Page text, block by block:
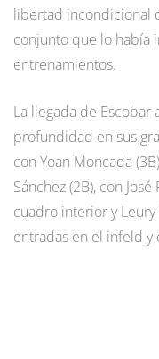
libertad incondicional
conjunto que lo había
entrenamientos.
La llegada de
profundidad en sus
con Yoan Moncada
Sánchez (2B), con
cuadro interior y
entradas en el infeld y